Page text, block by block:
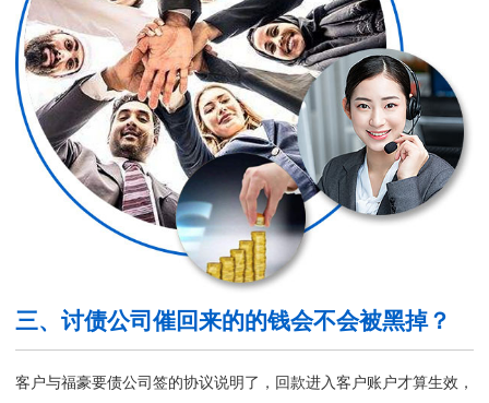
三、讨债公司催回来的的钱会不会被黑掉？
客户与福豪要债公司签的协议说明了，回款进入客户账户才算生效，